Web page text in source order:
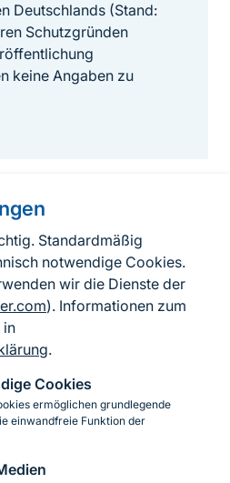
Standardmäßig
notwendige Cookies.
wir die Dienste der
). Informationen zum
in
.
Cookies
ermöglichen grundlegende
einwandfreie Funktion der
Deutschlands (Stand:
Schutzgründen
keine Angaben zu
Seite
zum BfN
Barrierefreiheit
LinkedIn